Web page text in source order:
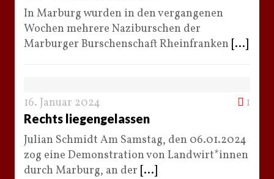
In Marburg wurden in den vergangenen
Wochen mehrere Naziburschen der
Marburger Burschenschaft Rheinfranken [...]
16. Januar 2024 1
Rechts liegengelassen
Julian Schmidt Am Samstag, den 06.01.2024
zog eine Demonstration von Landwirt*innen
durch Marburg, an der [...]